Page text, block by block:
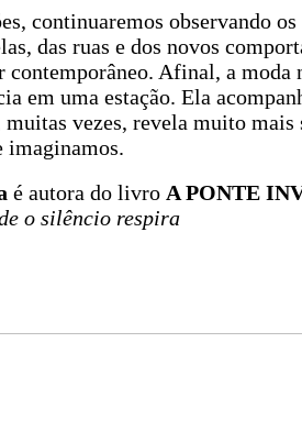
continuaremos observando
das ruas e dos novos
Afinal, a moda
em uma estação. Ela
vezes, revela muito mais
imaginamos.
é autora do livro A PONTE
o silêncio respira